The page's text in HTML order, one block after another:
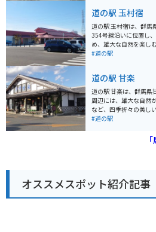
元産の小麦を使った「
ゅう」です。 バイク置き場も広く、ツーリングの休憩に
も最適な場所です。道
ーリングで立ち寄るの
道の駅 玉村宿
道の駅 玉村宿は、群馬
354号線沿いに位置し
め、雄大な自然を楽しむことが
地元の新鮮な農産物を
人気です。また、玉村
ゃく」も販売しており、お土
れる場合、道の駅には
安心です。周辺には、
ーリングコースもあり
#道の駅
道の駅 甘楽
道の駅 甘楽は、群馬県
周辺には、雄大な自然
など、四季折々の美し
バイクで訪れる場合、
野菜や果物、手作りの
に、甘楽町特産の「
の「楽山園」など、歴
り、見どころ満載です。
#道の駅
オススメスポット紹介記事